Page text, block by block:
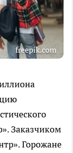
freepik.com
Заказчиком
Горожане